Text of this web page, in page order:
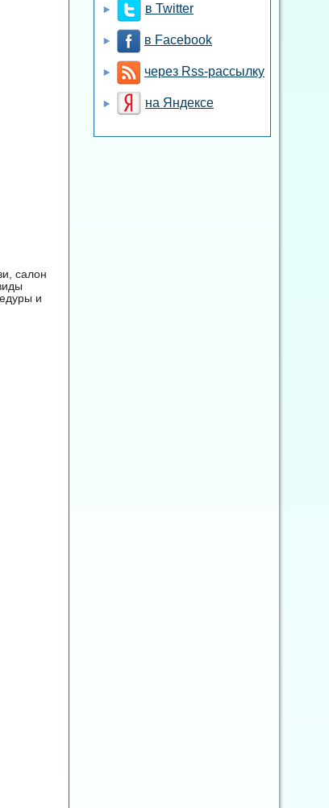
салон
и
в Twitter
в Facebook
через Rss-рассылку
на Яндексе